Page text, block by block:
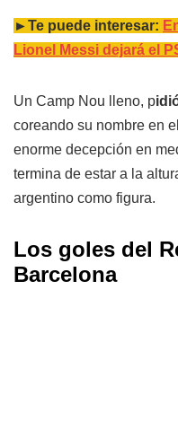
►Te puede interesar:
Lionel Messi dejará el
Un Camp Nou lleno, p
coreando su nombre en
enorme decepción en
termina de estar a la
argentino como figura.
Los goles del
Barcelona